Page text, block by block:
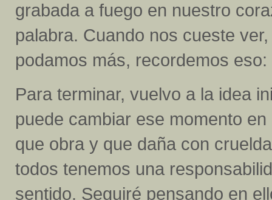
grabada a fuego en nuestro
palabra. Cuando nos cueste
podamos más, recordemos eso:
Para terminar, vuelvo a la idea
puede cambiar ese momento
que obra y que daña con
todos tenemos una
sentido. Seguiré pensando en